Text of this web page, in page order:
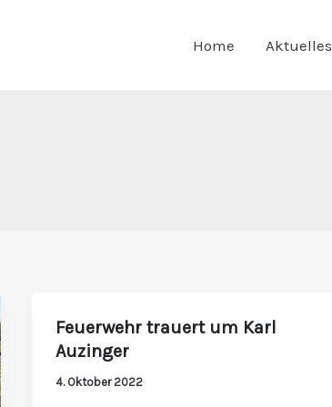
Home Aktuelles
Feuerwehr trauert um Karl
Auzinger
4. Oktober 2022
Feuerwehr
trauert
um